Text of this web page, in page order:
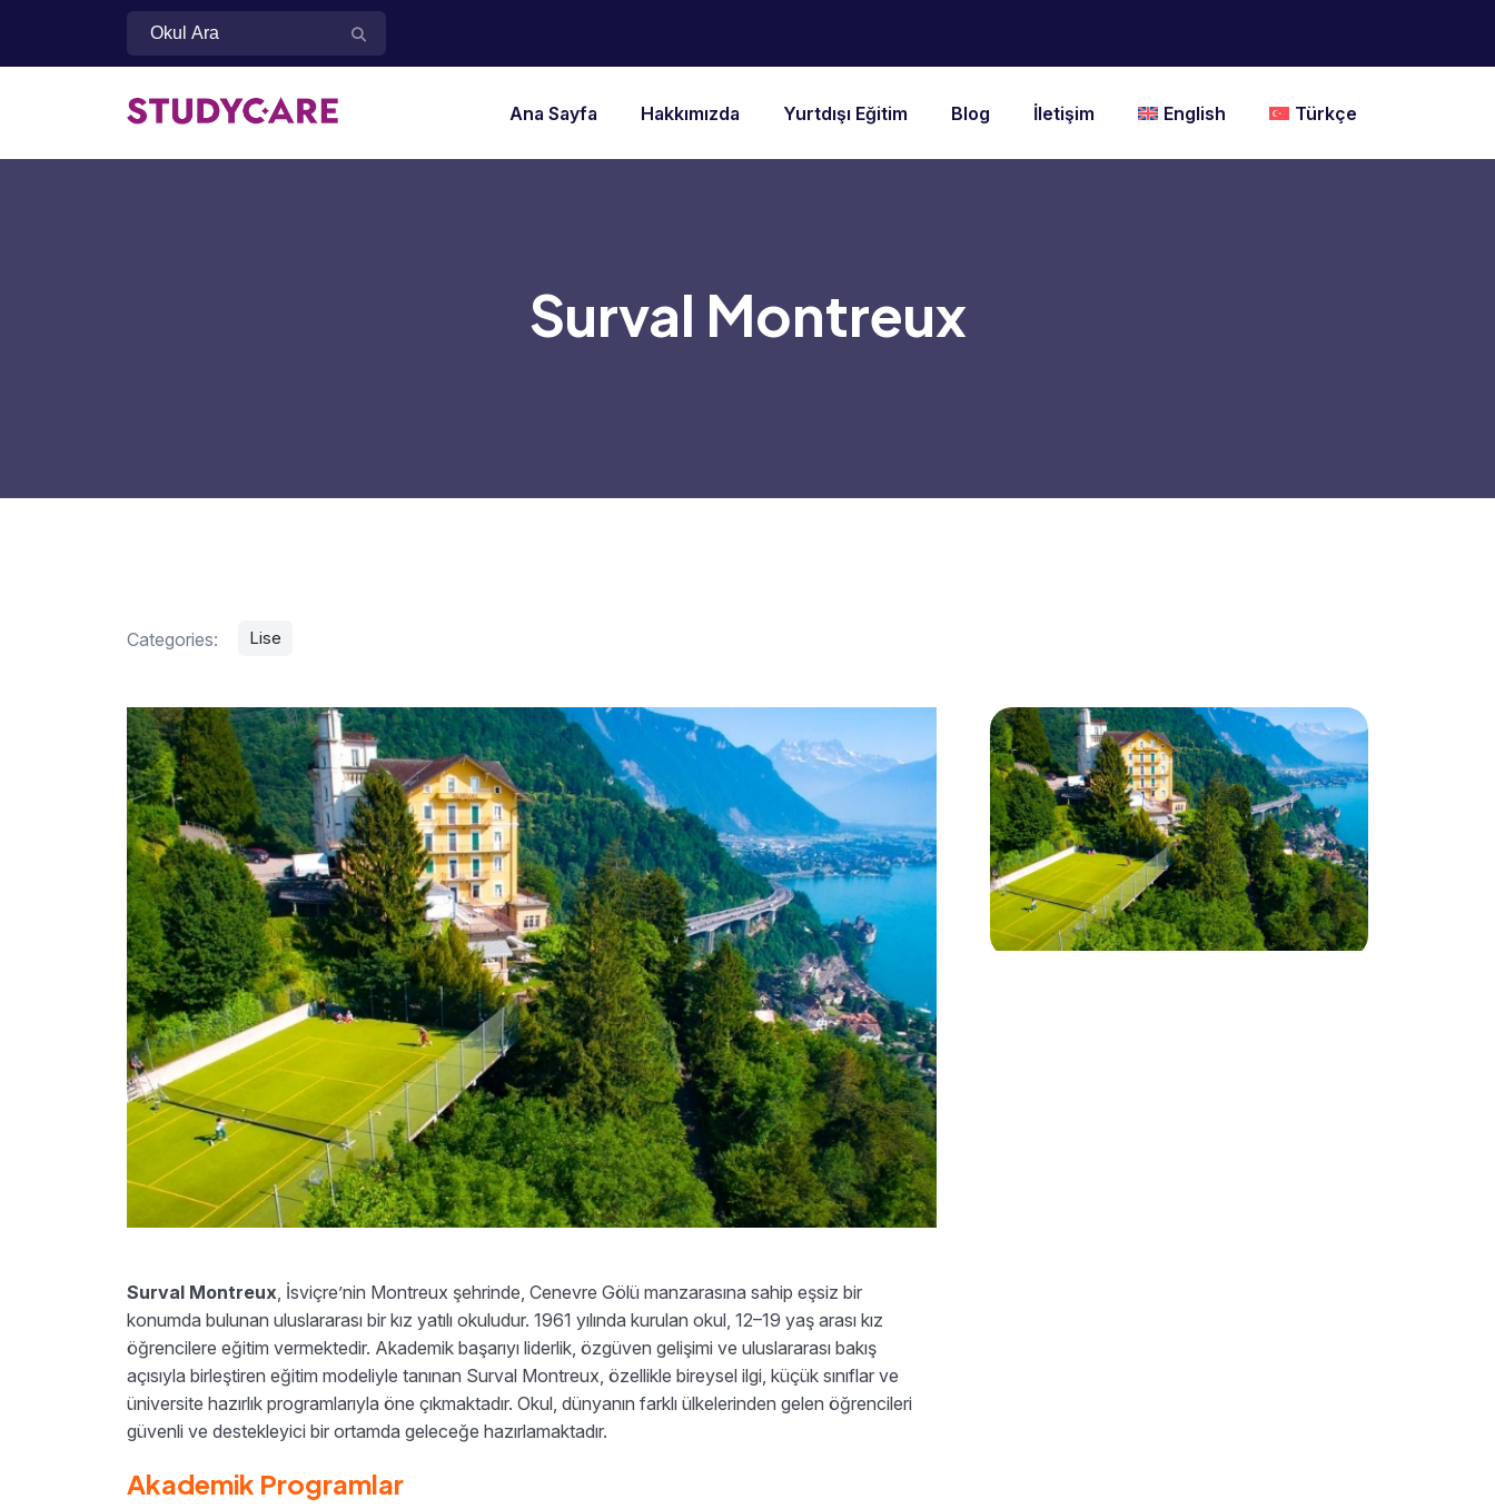
Ana Sayfa Hakkımızda Yurtdışı Eğitim Blog İletişim English Türkçe
Surval Montreux
Categories: Lise
Surval Montreux, İsviçre’nin Montreux şehrinde, Cenevre Gölü manzarasına sahip eşsiz bir
konumda bulunan uluslararası bir kız yatılı okuludur. 1961 yılında kurulan okul, 12–19 yaş arası kız
öğrencilere eğitim vermektedir. Akademik başarıyı liderlik, özgüven gelişimi ve uluslararası bakış
açısıyla birleştiren eğitim modeliyle tanınan Surval Montreux, özellikle bireysel ilgi, küçük sınıflar ve
üniversite hazırlık programlarıyla öne çıkmaktadır. Okul, dünyanın farklı ülkelerinden gelen öğrencileri
güvenli ve destekleyici bir ortamda geleceğe hazırlamaktadır.
Akademik Programlar